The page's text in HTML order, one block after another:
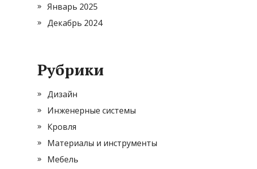
Январь 2025
Декабрь 2024
Рубрики
Дизайн
Инженерные системы
Кровля
Материалы и инструменты
Мебель